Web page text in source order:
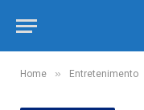
Home » Entretenimento